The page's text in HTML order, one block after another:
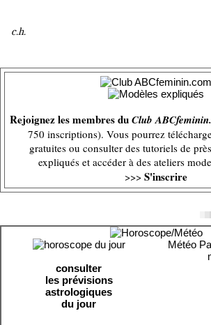
c.h.
Rejoignez les membres duClub
750 inscriptions). Vous pourrez
gratuites ou consulter des tutoriels de
expliqués et accéder à des ateliers
>>> S'inscrire
consulter
les prévisions
astrologiques
du jour
Météo